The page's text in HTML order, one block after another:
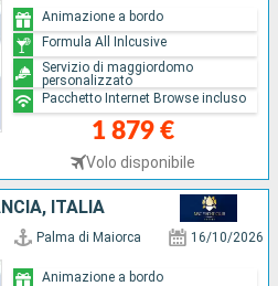
1 879 €
Volo disponibile
Animazione a bordo
Formula All Inlcusive
Servizio di maggiordomo
personalizzato
Pacchetto Internet Browse incluso
ITALIA
Palma di Maiorca 16/10/2026
Animazione a bordo